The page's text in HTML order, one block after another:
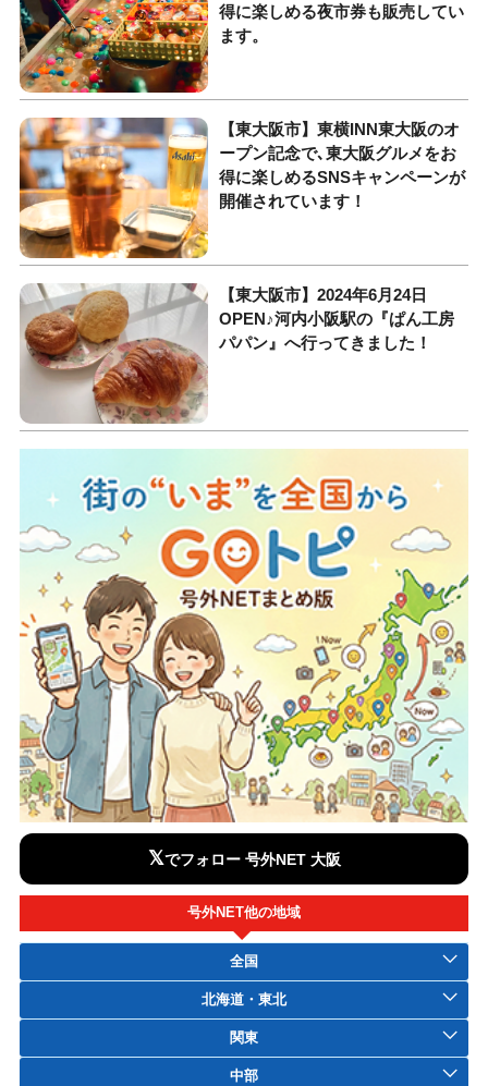
得に楽しめる夜市券も販売してい
ます。
【東大阪市】東横INN東大阪のオ
ープン記念で､東大阪グルメをお
得に楽しめるSNSキャンペーンが
開催されています！
【東大阪市】2024年6月24日
OPEN♪河内小阪駅の『ぱん工房
パパン』へ行ってきました！
𝕏でフォロー 号外NET 大阪
号外NET他の地域
全国
北海道・東北
関東
中部